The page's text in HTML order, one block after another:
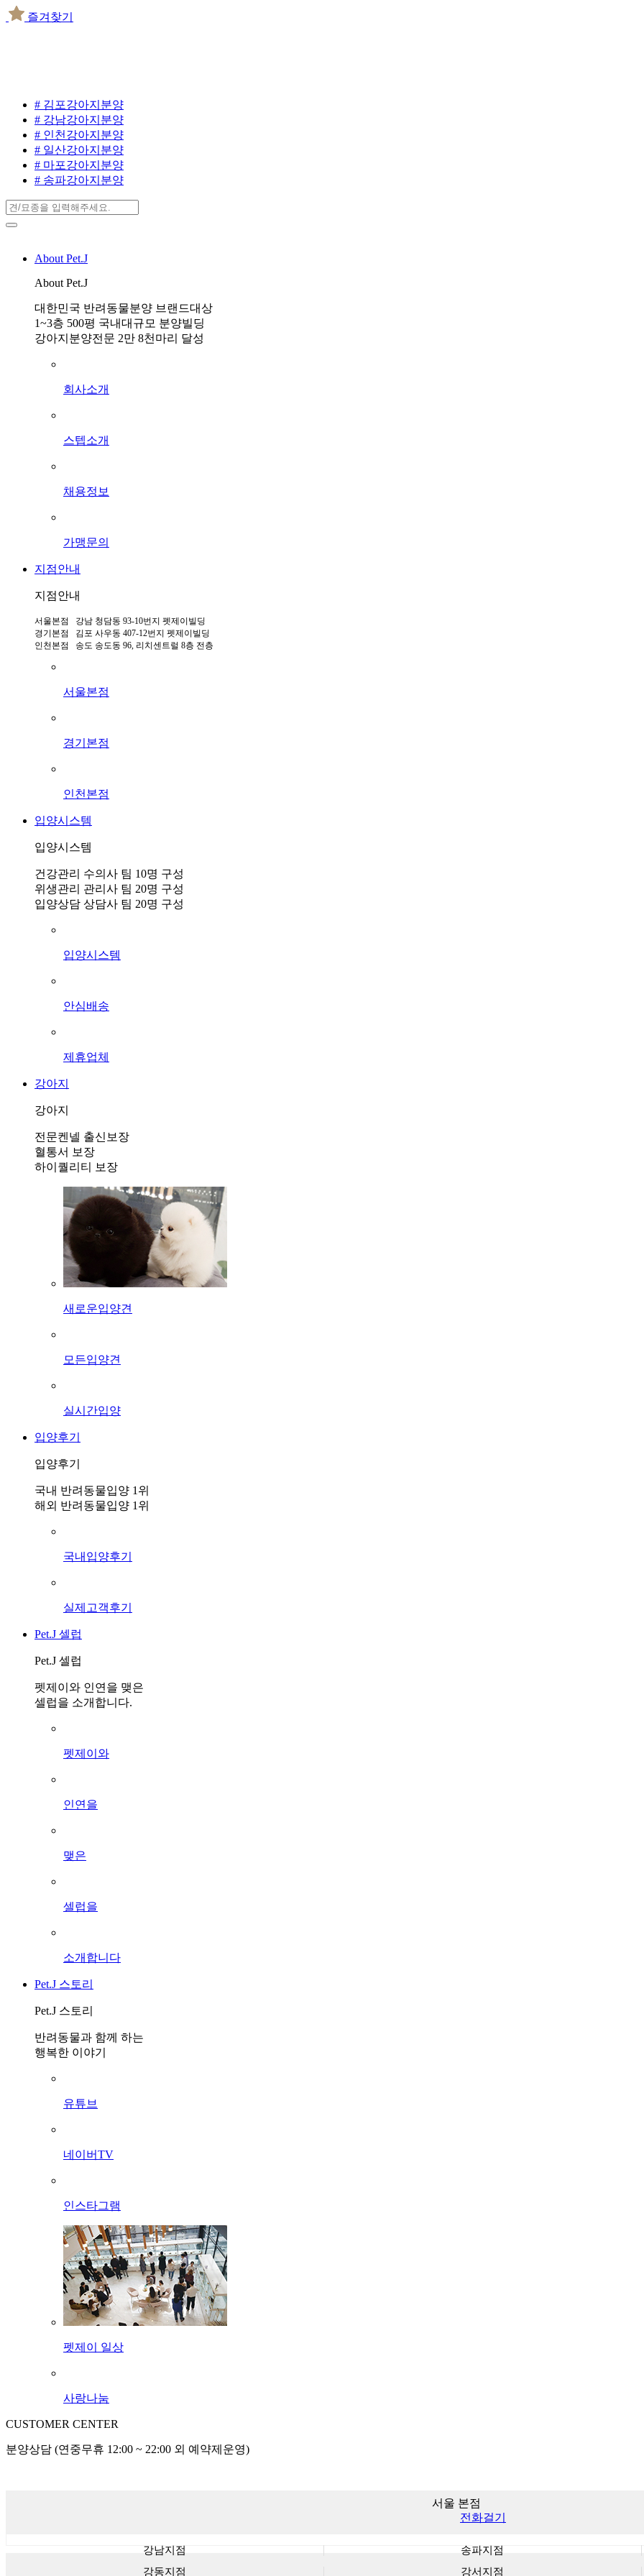
즐겨찾기
# 김포강아지분양
# 강남강아지분양
# 인천강아지분양
# 일산강아지분양
# 마포강아지분양
# 송파강아지분양
About Pet.J
About Pet.J
대한민국 반려동물분양 브랜드대상
1~3층 500평 국내대규모 분양빌딩
강아지분양전문 2만 8천마리 달성
회사소개
스텝소개
채용정보
가맹문의
지점안내
지점안내
서울본점 강남 청담동 93-10번지 펫제이빌딩
경기본점 김포 사우동 407-12번지 펫제이빌딩
인천본점 송도 송도동 96, 리치센트럴 8층 전층
서울본점
경기본점
인천본점
입양시스템
입양시스템
건강관리 수의사 팀 10명 구성
위생관리 관리사 팀 20명 구성
입양상담 상담사 팀 20명 구성
입양시스템
안심배송
제휴업체
강아지
강아지
전문켄넬 출신보장
혈통서 보장
하이퀄리티 보장
새로운입양견
모든입양견
실시간입양
입양후기
입양후기
국내 반려동물입양 1위
해외 반려동물입양 1위
국내입양후기
실제고객후기
Pet.J 셀럽
Pet.J 셀럽
펫제이와 인연을 맺은
셀럽을 소개합니다.
펫제이와
인연을
맺은
셀럽을
소개합니다
Pet.J 스토리
Pet.J 스토리
반려동물과 함께 하는
행복한 이야기
유튜브
네이버TV
인스타그램
펫제이 일상
사랑나눔
CUSTOMER CENTER
분양상담 (연중무휴 12:00 ~ 22:00 외 예약제운영)
서울 본점
전화걸기
강남지점 송파지점
강동지점
강서지점